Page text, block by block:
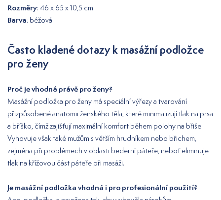
Rozměry: 46 x 65 x 10,5 cm
Barva: béžová
Často kladené dotazy k masážní podložce
pro ženy
Proč je vhodná právě pro ženy?
Masážní podložka pro ženy má speciální výřezy a tvarování
přizpůsobené anatomii ženského těla, které minimalizují tlak na prsa
a bříško, čímž zajišťují maximální komfort během polohy na břiše.
Vyhovuje však také mužům s větším hrudníkem nebo břichem,
zejména při problémech v oblasti bederní páteře, neboť eliminuje
tlak na křížovou část páteře při masáži.
Je masážní podložka vhodná i pro profesionální použití?